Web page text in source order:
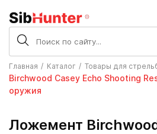
Главная Каталог Товары для
Birchwood Casey Echo Shooting
оружия
Ложемент